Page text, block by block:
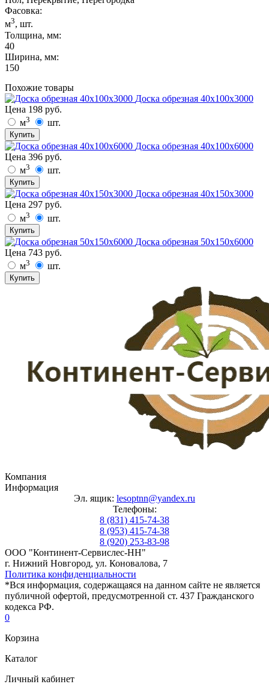
Фасовка:
м3, шт.
Толщина, мм:
40
Ширина, мм:
150
Похожие товары
Доска обрезная 40х100х3000
Цена 198 руб.
м3 шт.
Купить
Доска обрезная 40х100х6000
Цена 396 руб.
м3 шт.
Купить
Доска обрезная 40х150х3000
Цена 297 руб.
м3 шт.
Купить
Доска обрезная 50х150х6000
Цена 743 руб.
м3 шт.
Купить
Компания
Информация
Эл. ящик: lesoptnn@yandex.ru
Телефоны:
8 (831) 415-74-38
8 (953) 415-74-38
8 (920) 253-83-98
ООО "Континент-Сервислес-НН"
г. Нижний Новгород, ул. Коновалова, 7
Политика конфиденциальности
*Вся информация, содержащаяся на данном сайте не является
публичной офертой, предусмотренной ст. 437 Гражданского
кодекса РФ.
0
Корзина
Каталог
Личный кабинет